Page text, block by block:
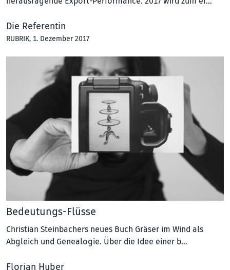
Die Referentin
RUBRIK, 1. Dezember 2017
Bedeutungs-Flüsse
Christian Steinbachers neues Buch Gräser im Wind als
Abgleich und Genealogie. Über die Idee einer b…
Florian Huber